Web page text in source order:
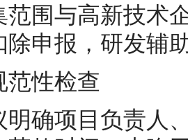
范围与高新技术
除申报，研发辅
范性检查
明确项目负责人